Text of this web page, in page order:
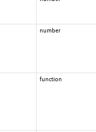
number
function